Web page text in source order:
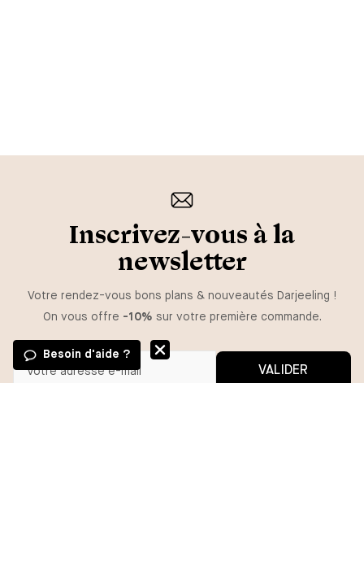
Inscrivez-vous à la
newsletter
Votre rendez-vous bons plans & nouveautés Darjeeling !
On vous offre -10% sur votre première commande.
VALIDER
Besoin d'aide ?